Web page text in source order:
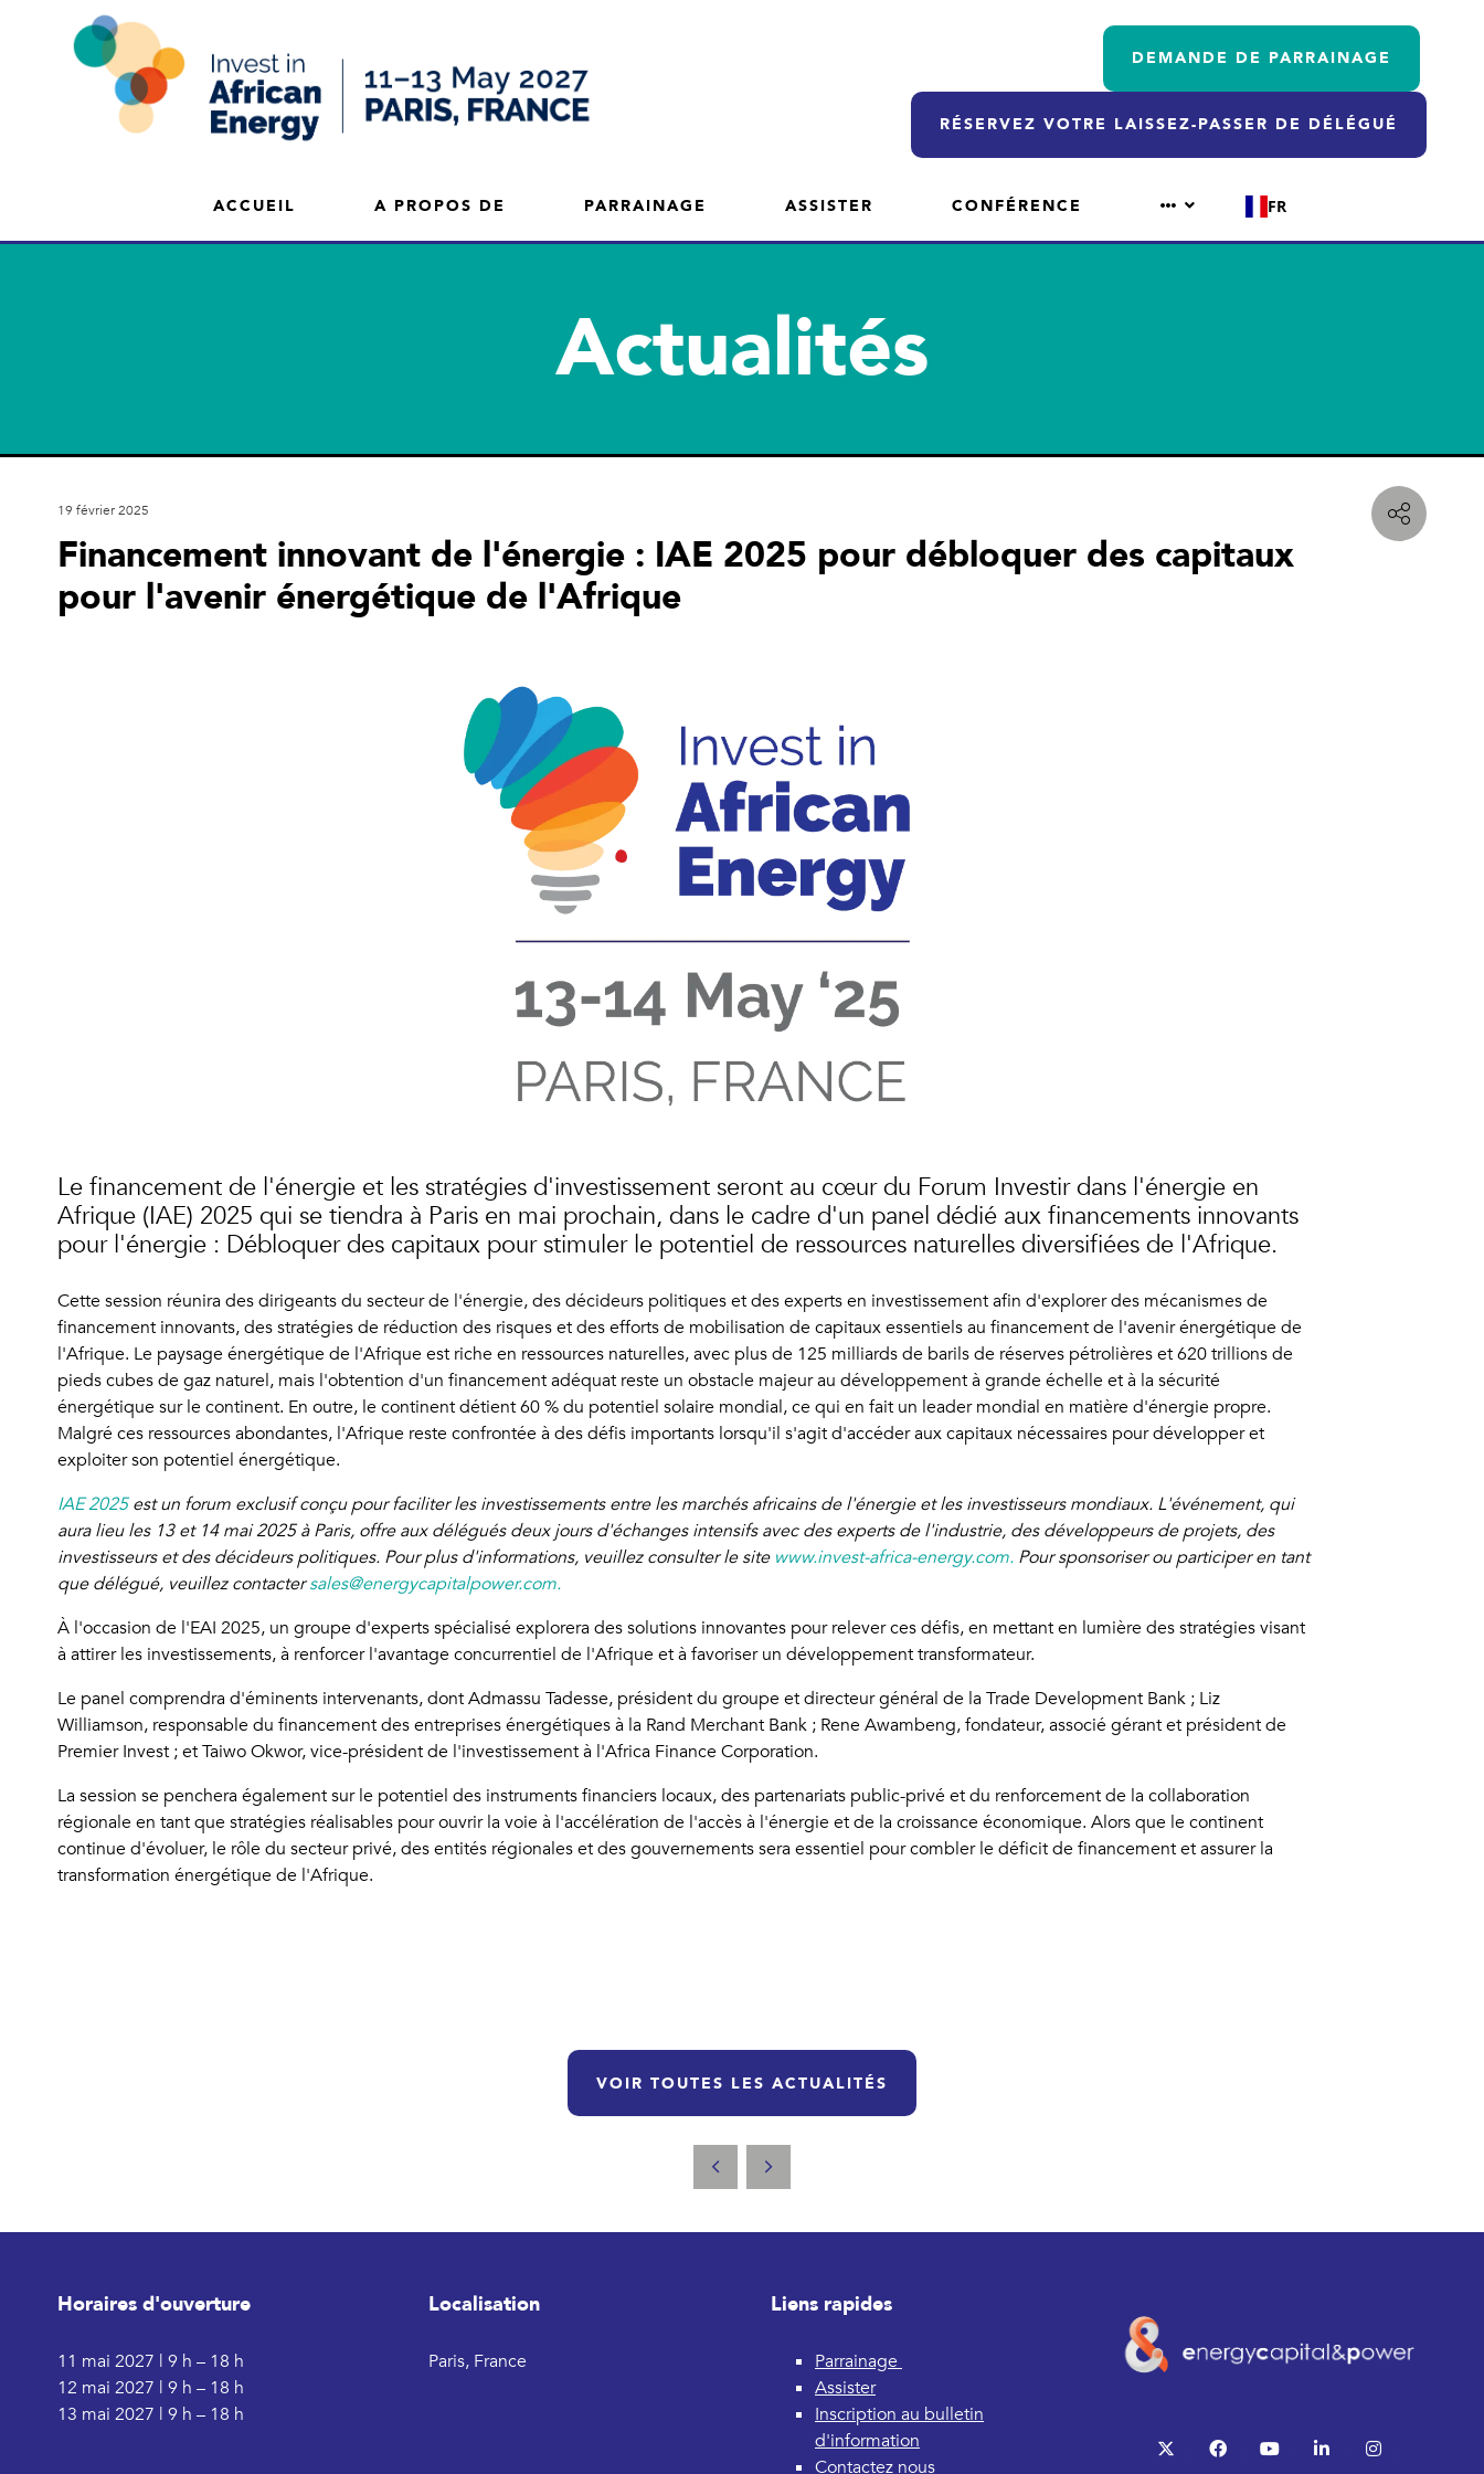
DEMANDE DE PARRAINAGE
RÉSERVEZ VOTRE LAISSEZ-PASSER DE DÉLÉGUÉ
ACCUEIL A PROPOS DE PARRAINAGE ASSISTER CONFÉRENCE FR
Actualités
19 février 2025
Financement innovant de l'énergie : IAE 2025 pour débloquer des capitaux
pour l'avenir énergétique de l'Afrique
Le financement de l'énergie et les stratégies d'investissement seront au cœur du Forum Investir dans l'énergie en
Afrique (IAE) 2025 qui se tiendra à Paris en mai prochain, dans le cadre d'un panel dédié aux financements innovants
pour l'énergie : Débloquer des capitaux pour stimuler le potentiel de ressources naturelles diversifiées de l'Afrique.
Cette session réunira des dirigeants du secteur de l'énergie, des décideurs politiques et des experts en investissement afin d'explorer des mécanismes de
financement innovants, des stratégies de réduction des risques et des efforts de mobilisation de capitaux essentiels au financement de l'avenir énergétique de
l'Afrique. Le paysage énergétique de l'Afrique est riche en ressources naturelles, avec plus de 125 milliards de barils de réserves pétrolières et 620 trillions de
pieds cubes de gaz naturel, mais l'obtention d'un financement adéquat reste un obstacle majeur au développement à grande échelle et à la sécurité
énergétique sur le continent. En outre, le continent détient 60 % du potentiel solaire mondial, ce qui en fait un leader mondial en matière d'énergie propre.
Malgré ces ressources abondantes, l'Afrique reste confrontée à des défis importants lorsqu'il s'agit d'accéder aux capitaux nécessaires pour développer et
exploiter son potentiel énergétique.
IAE 2025est un forum exclusif conçu pour faciliter les investissements entre les marchés africains de l'énergie et les investisseurs mondiaux. L'événement, qui
aura lieu les 13 et 14 mai 2025 à Paris, offre aux délégués deux jours d'échanges intensifs avec des experts de l'industrie, des développeurs de projets, des
investisseurs et des décideurs politiques. Pour plus d'informations, veuillez consulter le site www.invest-africa-energy.com. Pour sponsoriser ou participer en tant
que délégué, veuillez contactersales@energycapitalpower.com.
À l'occasion de l'EAI 2025, un groupe d'experts spécialisé explorera des solutions innovantes pour relever ces défis, en mettant en lumière des stratégies visant
à attirer les investissements, à renforcer l'avantage concurrentiel de l'Afrique et à favoriser un développement transformateur.
Le panel comprendra d'éminents intervenants, dont Admassu Tadesse, président du groupe et directeur général de la Trade Development Bank ; Liz
Williamson, responsable du financement des entreprises énergétiques à la Rand Merchant Bank ; Rene Awambeng, fondateur, associé gérant et président de
Premier Invest ; et Taiwo Okwor, vice-président de l'investissement à l'Africa Finance Corporation.
La session se penchera également sur le potentiel des instruments financiers locaux, des partenariats public-privé et du renforcement de la collaboration
régionale en tant que stratégies réalisables pour ouvrir la voie à l'accélération de l'accès à l'énergie et de la croissance économique. Alors que le continent
continue d'évoluer, le rôle du secteur privé, des entités régionales et des gouvernements sera essentiel pour combler le déficit de financement et assurer la
transformation énergétique de l'Afrique.
VOIR TOUTES LES ACTUALITÉS
Horaires d'ouverture
11 mai 2027 | 9 h – 18 h
12 mai 2027 | 9 h – 18 h
13 mai 2027 | 9 h – 18 h
Localisation
Paris, France
Liens rapides
Parrainage
Assister
Inscription au bulletin
d'information
Contactez nous
twitter facebookyoutube linkedin